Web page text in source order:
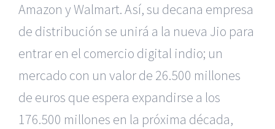
Amazon y Walmart. Así, su decana empresa
de distribución se unirá a la nueva Jio para
entrar en el comercio digital indio; un
mercado con un valor de 26.500 millones
de euros que espera expandirse a los
176.500 millones en la próxima década,